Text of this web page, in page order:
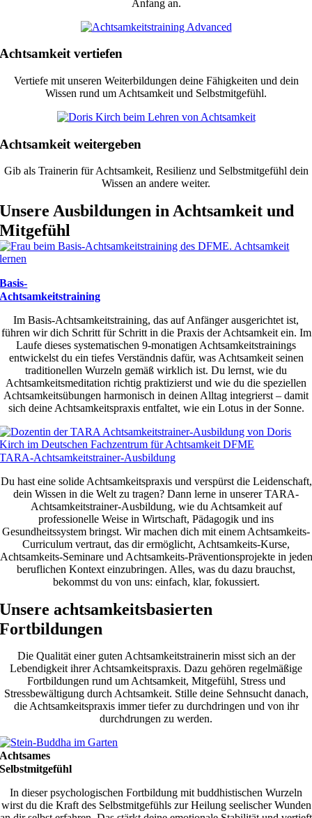
Anfang an.
Achtsamkeit vertiefen
Vertiefe mit unseren Weiterbildungen deine Fähigkeiten und dein
Wissen rund um Achtsamkeit und Selbstmitgefühl.
Achtsamkeit weitergeben
Gib als Trainerin für Achtsamkeit, Resilienz und Selbstmitgefühl dein
Wissen an andere weiter.
Unsere Ausbildungen in Achtsamkeit und
Mitgefühl
Basis-
Achtsamkeitstraining
Im Basis-Achtsamkeitstraining, das auf Anfänger ausgerichtet ist,
führen wir dich Schritt für Schritt in die Praxis der Achtsamkeit ein. Im
Laufe dieses systematischen 9-monatigen Achtsamkeitstrainings
entwickelst du ein tiefes Verständnis dafür, was Achtsamkeit seinen
traditionellen Wurzeln gemäß wirklich ist. Du lernst, wie du
Achtsamkeitsmeditation richtig praktizierst und wie du die speziellen
Achtsamkeitsübungen harmonisch in deinen Alltag integrierst – damit
sich deine Achtsamkeitspraxis entfaltet, wie ein Lotus in der Sonne.
TARA-Achtsamkeitstrainer-Ausbildung
Du hast eine solide Achtsamkeitspraxis und verspürst die Leidenschaft,
dein Wissen in die Welt zu tragen? Dann lerne in unserer TARA-
Achtsamkeitstrainer-Ausbildung, wie du Achtsamkeit auf
professionelle Weise in Wirtschaft, Pädagogik und ins
Gesundheitssystem bringst. Wir machen dich mit einem Achtsamkeits-
Curriculum vertraut, das dir ermöglicht, Achtsamkeits-Kurse,
Achtsamkeits-Seminare und Achtsamkeits-Präventionsprojekte in jeden
beruflichen Kontext einzubringen. Alles, was du dazu brauchst,
bekommst du von uns: einfach, klar, fokussiert.
Unsere achtsamkeitsbasierten
Fortbildungen
Die Qualität einer guten Achtsamkeitstrainerin misst sich an der
Lebendigkeit ihrer Achtsamkeitspraxis. Dazu gehören regelmäßige
Fortbildungen rund um Achtsamkeit, Mitgefühl, Stress und
Stressbewältigung durch Achtsamkeit. Stille deine Sehnsucht danach,
die Achtsamkeitspraxis immer tiefer zu durchdringen und von ihr
durchdrungen zu werden.
Achtsames
Selbstmitgefühl
In dieser psychologischen Fortbildung mit buddhistischen Wurzeln
wirst du die Kraft des Selbstmitgefühls zur Heilung seelischer Wunden